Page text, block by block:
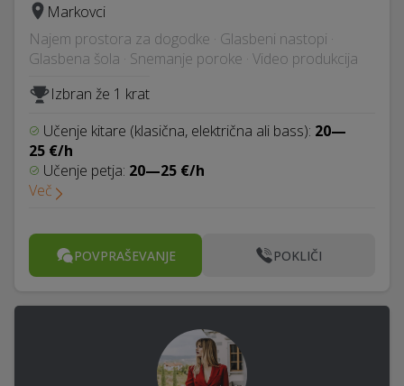
Markovci
Najem prostora za dogodke · Glasbeni nastopi ·
Glasbena šola · Snemanje poroke · Video produkcija
Izbran že 1 krat
Učenje kitare (klasična, električna ali bass): 20—
25 €/h
Učenje petja: 20—25 €/h
Več
POVPRAŠEVANJE POKLIČI